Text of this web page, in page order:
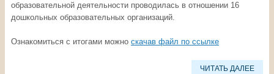
образовательной деятельности проводилась в отношении 16
дошкольных образовательных организаций.
Ознакомиться с итогами можно скачав файл по ссылке
ЧИТАТЬ ДАЛЕЕ